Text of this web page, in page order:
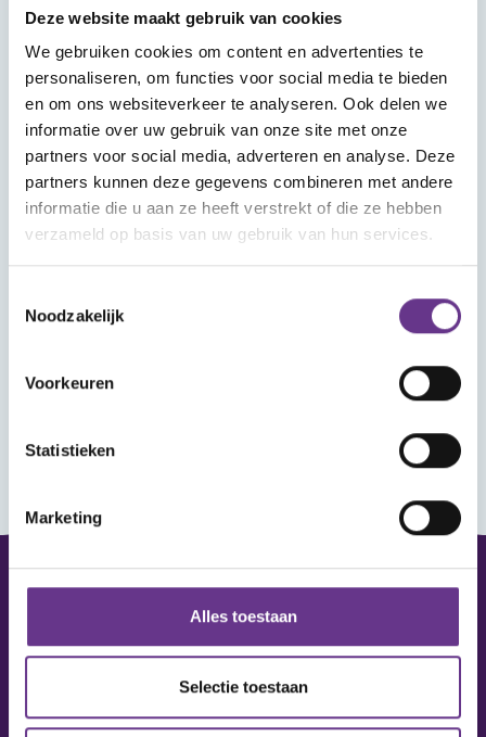
Deze website maakt gebruik van cookies
We gebruiken cookies om content en advertenties te
personaliseren, om functies voor social media te bieden
en om ons websiteverkeer te analyseren. Ook delen we
informatie over uw gebruik van onze site met onze
partners voor social media, adverteren en analyse. Deze
partners kunnen deze gegevens combineren met andere
informatie die u aan ze heeft verstrekt of die ze hebben
verzameld op basis van uw gebruik van hun services.
Noodzakelijk
Voorkeuren
Statistieken
Marketing
Alles toestaan
Selectie toestaan
Account aanmaken
Wat vind je in Mijn Sophi?
In Mijn Sophi kan je de artikelen, kijk- en
luistertips en nieuwsitems terugvinden die je
met het hartje als favoriet hebt aangemerkt.
Heb je je aangemeld voor een webinar? Ook
dat vind je hier terug, met het linkje om het
webinar bij te wonen.
Wanneer je ingelogd bent kun je reageren op
Vraag of opmerking?
Heb je een vraag of wil je iets delen?
Contact opnemen